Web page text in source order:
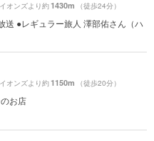
オンズより約1430m （徒歩24分）
送 ●レギュラー旅人 澤部佑さん（ハ
オンズより約1150m （徒歩20分）
お店